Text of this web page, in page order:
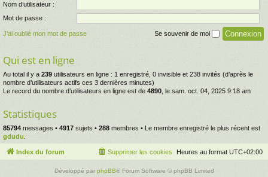
Nom d’utilisateur :
Mot de passe :
J’ai oublié mon mot de passe Se souvenir de moi
Qui est en ligne
Au total il y a 239 utilisateurs en ligne : 1 enregistré, 0 invisible et 238 invités (d’après le
nombre d’utilisateurs actifs ces 3 dernières minutes)
Le record du nombre d’utilisateurs en ligne est de 4890 , le sam. oct. 04, 2025 9:18 am
Statistiques
85794 messages • 4917 sujets • 288 membres • Le membre enregistré le plus récent est
gdudu
Index du forum Heures au format UTC+02:00
Supprimer les cookies
Développé par phpBB® Forum Software © phpBB Limited